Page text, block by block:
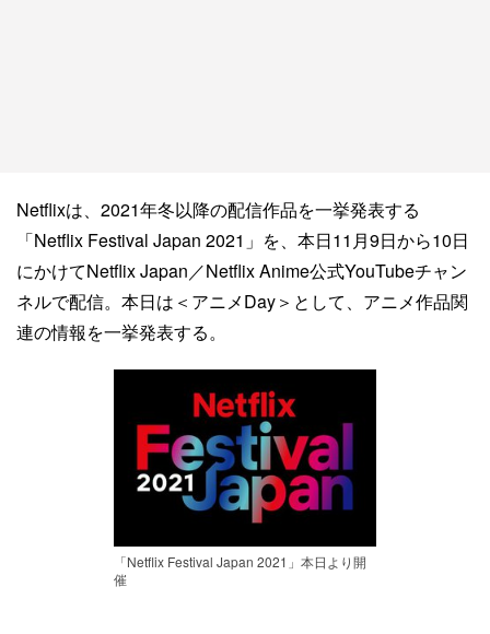
Netflixは、2021年冬以降の配信作品を一挙発表する
「Netflix Festival Japan 2021」を、本日11月9日から10日
にかけてNetflix Japan／Netflix Anime公式YouTubeチャン
ネルで配信。本日は＜アニメDay＞として、アニメ作品関
連の情報を一挙発表する。
「Netflix Festival Japan 2021」本日より開
催